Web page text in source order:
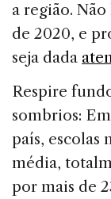
a região.
de 2020, e
seja dada
Respire
sombrios:
país, escolas
média,
por mais de